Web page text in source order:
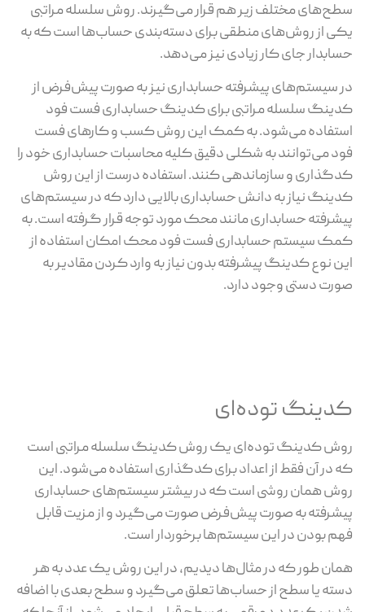
سطح‌های مختلف زیر هم قرار می‌گیرند. روش سلسله مراتبی
یکی از روش‌های منطقی برای دسته‌بندی حساب‌ها است که به
حسابدار جای کار زیادی نیز می‌دهد.
در سیستم‌های پیشرفته حسابداری نیز به صورت پیش‌فرض از
کدینگ سلسله مراتبی برای کدینگ حسابداری فست فود
استفاده می‌شود. به کمک این روش کسب و کارهای فست
فود می‌توانند به شکلی دقیق کلیه محاسبات حسابداری خود را
کدگذاری و سازماندهی کنند. استفاده درست از این روش
کدینگ نیاز به دانش حسابداری بالایی دارد که در سیستم‌های
پیشرفته حسابداری مانند محک مورد توجه قرار گرفته است. به
کمک سیستم حسابداری فست فود محک امکان استفاده از
این نوع کدینگ پیشرفته بدون نیاز به وارد کردن مقادیر به
صورت دستی وجود دارد.
کدینگ توده‌ای
روش کدینگ توده‌ای یک روش کدینگ سلسله مراتبی است
که در آن فقط از اعداد برای کدگذاری استفاده می‌شود. این
روش همان روشی است که در بیشتر سیستم‌های حسابداری
پیشرفته به صورت پیش‌فرض صورت می‌گیرد و از مزیت قابل
فهم بودن در این سیستم‌ها برخوردار است.
همان طور که در مثال‌ها دیدیم، در این روش یک عدد به هر
دسته یا سطح از حساب‌ها تعلق می‌گیرد و سطح بعدی با اضافه